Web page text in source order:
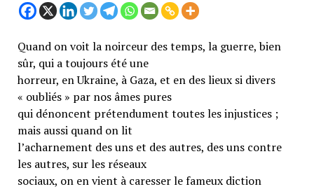
Quand on voit la noirceur des temps, la guerre, bien
sûr, qui a toujours été une
horreur, en Ukraine, à Gaza, et en des lieux si divers
« oubliés » par nos âmes pures
qui dénoncent prétendument toutes les injustices ;
mais aussi quand on lit
l’acharnement des uns et des autres, des uns contre
les autres, sur les réseaux
sociaux, on en vient à caresser le fameux diction